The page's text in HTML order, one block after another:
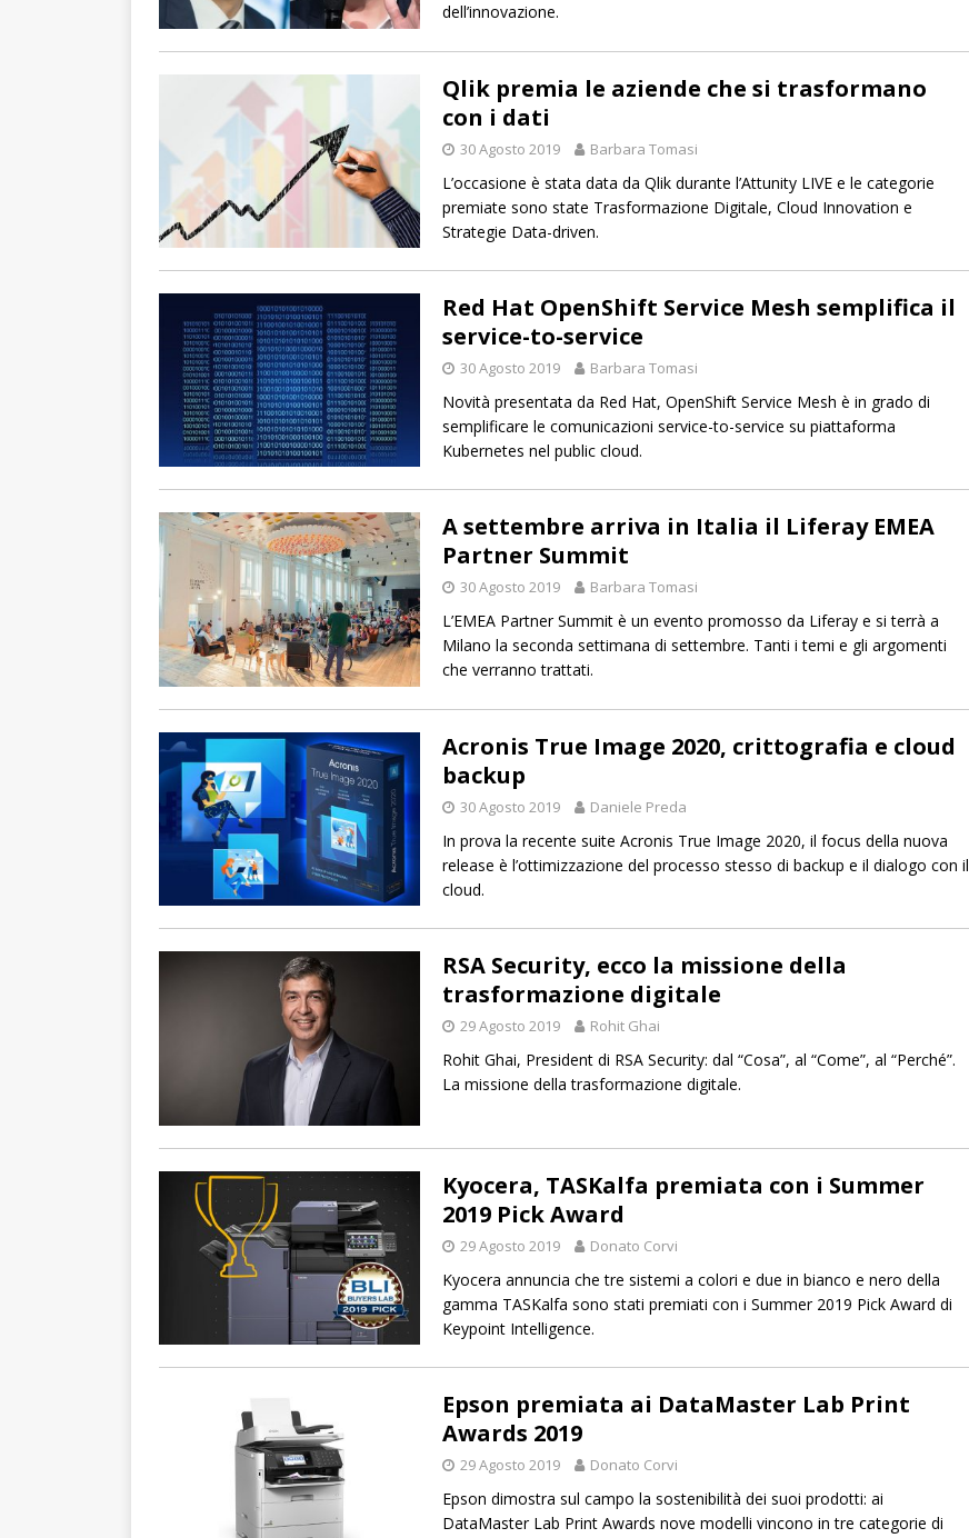
dell’innovazione.
Qlik premia le aziende che si trasformano
con i dati
30 Agosto 2019 Barbara Tomasi
L’occasione è stata data da Qlik durante l’Attunity LIVE e le categorie
premiate sono state Trasformazione Digitale, Cloud Innovation e
Strategie Data-driven.
Red Hat OpenShift Service Mesh semplifica il
service-to-service
30 Agosto 2019 Barbara Tomasi
Novità presentata da Red Hat, OpenShift Service Mesh è in grado di
semplificare le comunicazioni service-to-service su piattaforma
Kubernetes nel public cloud.
A settembre arriva in Italia il Liferay EMEA
Partner Summit
30 Agosto 2019 Barbara Tomasi
L’EMEA Partner Summit è un evento promosso da Liferay e si terrà a
Milano la seconda settimana di settembre. Tanti i temi e gli argomenti
che verranno trattati.
Acronis True Image 2020, crittografia e cloud
backup
30 Agosto 2019 Daniele Preda
In prova la recente suite Acronis True Image 2020, il focus della nuova
release è l’ottimizzazione del processo stesso di backup e il dialogo con il
cloud.
RSA Security, ecco la missione della
trasformazione digitale
29 Agosto 2019 Rohit Ghai
Rohit Ghai, President di RSA Security: dal “Cosa”, al “Come”, al “Perché”.
La missione della trasformazione digitale.
Kyocera, TASKalfa premiata con i Summer
2019 Pick Award
29 Agosto 2019 Donato Corvi
Kyocera annuncia che tre sistemi a colori e due in bianco e nero della
gamma TASKalfa sono stati premiati con i Summer 2019 Pick Award di
Keypoint Intelligence.
Epson premiata ai DataMaster Lab Print
Awards 2019
29 Agosto 2019 Donato Corvi
Epson dimostra sul campo la sostenibilità dei suoi prodotti: ai
DataMaster Lab Print Awards nove modelli vincono in tre categorie di